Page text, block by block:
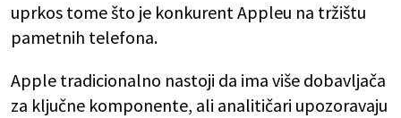
uprkos tome što je konkurent Appleu na tržištu
pametnih telefona.
Apple tradicionalno nastoji da ima više dobavljača
za ključne komponente, ali analitičari upozoravaju